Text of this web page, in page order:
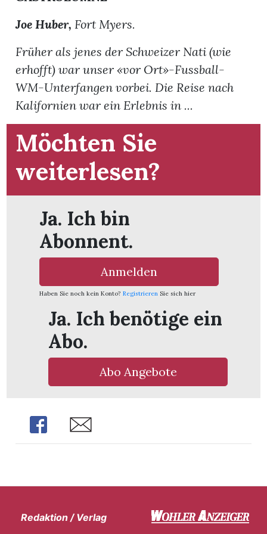
Joe Huber, Fort Myers.
Früher als jenes der Schweizer Nati (wie
erhofft) war unser «vor Ort»-Fussball-
WM-Unterfangen vorbei. Die Reise nach
Kalifornien war ein Erlebnis in ...
Möchten Sie
weiterlesen?
Ja. Ich bin
Abonnent.
Anmelden
Haben Sie noch kein Konto? Registrieren Sie sich hier
Ja. Ich benötige ein
Abo.
Abo Angebote
Share Share
Redaktion / Verlag